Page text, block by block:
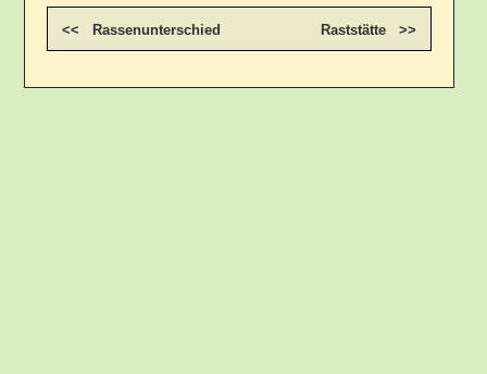
<< Rassenunterschied Raststätte >>